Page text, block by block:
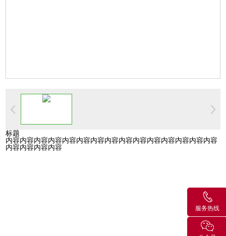
标题
内容内容内容内容内容内容内容内容内容内容内容内容内容内容内容
内容内容内容内容
服务热线